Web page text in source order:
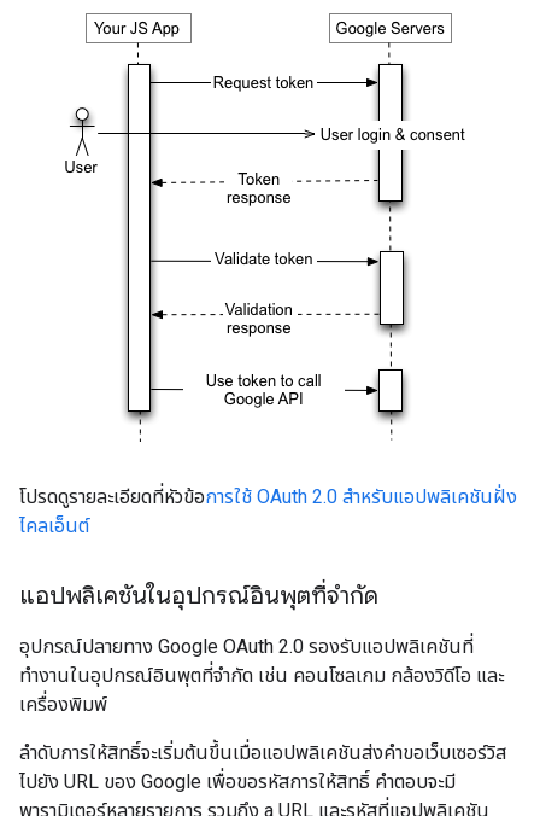
โปรดดูรายละเอียดที่หัวข้อการใช้ OAuth 2.0 สำหรับแอปพลิเคชันฝั่ง
ไคลเอ็นต์
แอปพลิเคชันในอุปกรณ์อินพุตที่จำกัด
อุปกรณ์ปลายทาง Google OAuth 2.0 รองรับแอปพลิเคชันที่
ทำงานในอุปกรณ์อินพุตที่จำกัด เช่น คอนโซลเกม กล้องวิดีโอ และ
เครื่องพิมพ์
ลำดับการให้สิทธิ์จะเริ่มต้นขึ้นเมื่อแอปพลิเคชันส่งคำขอเว็บเซอร์วิส
ไปยัง URL ของ Google เพื่อขอรหัสการให้สิทธิ์ คำตอบจะมี
พารามิเตอร์หลายรายการ รวมถึง a URL และรหัสที่แอปพลิเคชัน